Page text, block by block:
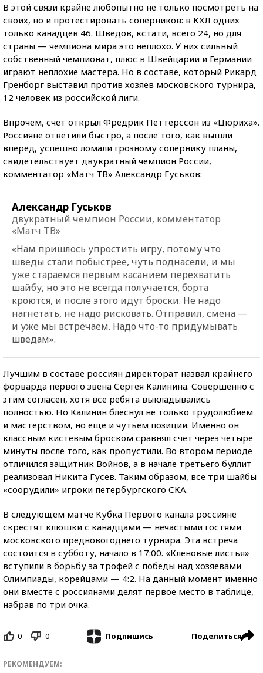
В этой связи крайне любопытно не только посмотреть на
своих, но и протестировать соперников: в КХЛ одних
только канадцев 46. Шведов, кстати, всего 24, но для
страны — чемпиона мира это неплохо. У них сильный
собственный чемпионат, плюс в Швейцарии и Германии
играют неплохие мастера. Но в составе, который Рикард
Гренборг выставил против хозяев московского турнира,
12 человек из российской лиги.
Впрочем, счет открыл Фредрик Петтерссон из «Цюриха».
Россияне ответили быстро, а после того, как вышли
вперед, успешно ломали грозному сопернику планы,
свидетельствует двукратный чемпион России,
комментатор «Матч ТВ» Александр Гуськов:
Александр Гуськов
двукратный чемпион России, комментатор
«Матч ТВ»
«Нам пришлось упростить игру, потому что
шведы стали побыстрее, чуть поднасели, и мы
уже стараемся первым касанием перехватить
шайбу, но это не всегда получается, борта
кроются, и после этого идут броски. Не надо
нагнетать, не надо рисковать. Отправил, смена —
и уже мы встречаем. Надо что-то придумывать
шведам».
Лучшим в составе россиян директорат назвал крайнего
форварда первого звена Сергея Калинина. Совершенно с
этим согласен, хотя все ребята выкладывались
полностью. Но Калинин блеснул не только трудолюбием
и мастерством, но еще и чутьем позиции. Именно он
классным кистевым броском сравнял счет через четыре
минуты после того, как пропустили. Во втором периоде
отличился защитник Войнов, а в начале третьего буллит
реализовал Никита Гусев. Таким образом, все три шайбы
«соорудили» игроки петербургского СКА.
В следующем матче Кубка Первого канала россияне
скрестят клюшки с канадцами — нечастыми гостями
московского предновогоднего турнира. Эта встреча
состоится в субботу, начало в 17:00. «Кленовые листья»
вступили в борьбу за трофей с победы над хозяевами
Олимпиады, корейцами — 4:2. На данный момент именно
они вместе с россиянами делят первое место в таблице,
набрав по три очка.
0 0 Подпишись Поделиться
РЕКОМЕНДУЕМ: